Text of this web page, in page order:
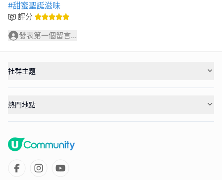
#甜蜜聖誕滋味
評分
發表第一個留言...
社群主題
熱門地點